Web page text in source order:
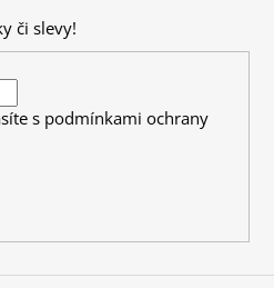
či slevy!
s podmínkami ochrany